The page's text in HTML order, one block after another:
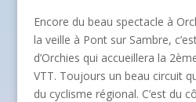
Encore du beau spectacle à
la veille à Pont sur Sambre,
d’Orchies qui accueillera la
VTT. Toujours un beau circuit
du cyclisme régional. C’est du